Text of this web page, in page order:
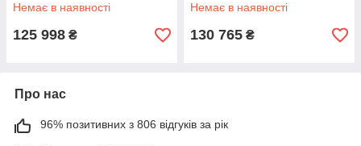
Немає в наявності
125 998 ₴
Немає в наявності
130 765 ₴
Про нас
96% позитивних з 806 відгуків за рік